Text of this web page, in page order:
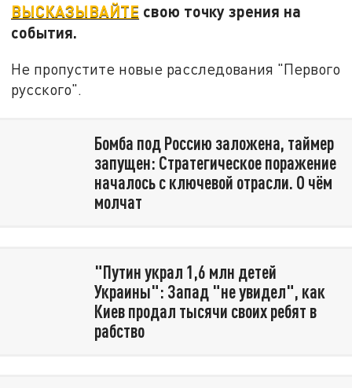
ВЫСКАЗЫВАЙТЕ свою точку зрения на
события.
Не пропустите новые расследования "Первого
русского".
Бомба под Россию заложена, таймер
запущен: Стратегическое поражение
началось с ключевой отрасли. О чём
молчат
"Путин украл 1,6 млн детей
Украины": Запад "не увидел", как
Киев продал тысячи своих ребят в
рабство